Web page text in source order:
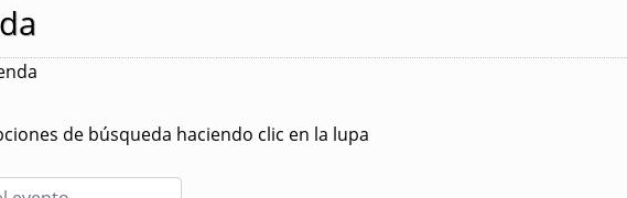
de búsqueda haciendo clic en la lupa